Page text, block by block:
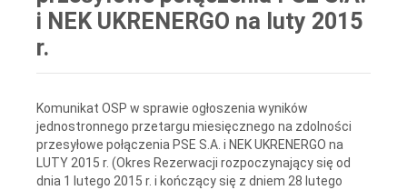
i NEK UKRENERGO na luty 2015
r.
Komunikat OSP w sprawie ogłoszenia wyników
jednostronnego przetargu miesięcznego na zdolności
przesyłowe połączenia PSE S.A. i NEK UKRENERGO na
LUTY 2015 r. (Okres Rezerwacji rozpoczynający się od
dnia 1 lutego 2015 r. i kończący się z dniem 28 lutego